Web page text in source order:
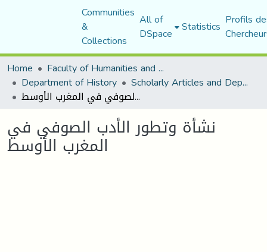
Communities
&
Collections
All of
DSpace Statistics Profils
Home
Faculty of Humanities and Social Sciences
Department of History Scholarly Articles and Department Publications
نشأة وتطور الأدب الصوفي في المغرب الأوسط
نشأة وتطور الأدب الصوفي في
المغرب الأوسط